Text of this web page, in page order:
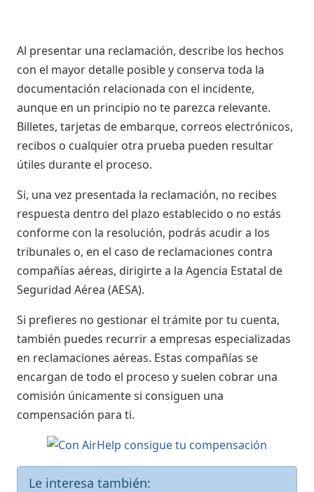
Al presentar una reclamación, describe los hechos
con el mayor detalle posible y conserva toda la
documentación relacionada con el incidente,
aunque en un principio no te parezca relevante.
Billetes, tarjetas de embarque, correos electrónicos,
recibos o cualquier otra prueba pueden resultar
útiles durante el proceso.
Si, una vez presentada la reclamación, no recibes
respuesta dentro del plazo establecido o no estás
conforme con la resolución, podrás acudir a los
tribunales o, en el caso de reclamaciones contra
compañías aéreas, dirigirte a la Agencia Estatal de
Seguridad Aérea (AESA).
Si prefieres no gestionar el trámite por tu cuenta,
también puedes recurrir a empresas especializadas
en reclamaciones aéreas. Estas compañías se
encargan de todo el proceso y suelen cobrar una
comisión únicamente si consiguen una
compensación para ti.
Le interesa también: